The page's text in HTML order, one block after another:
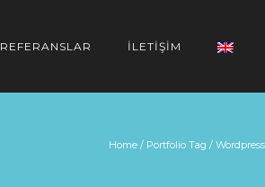
REFERANSLAR İLETİŞİM
Home / Portfolio Tag / Wordpress